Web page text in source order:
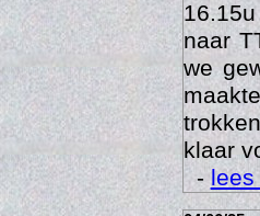
Op
naar
we
klaar
-